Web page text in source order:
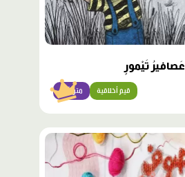
عَصافيرُ تَيْمورٍ
متوسّط قيم أخلاقية